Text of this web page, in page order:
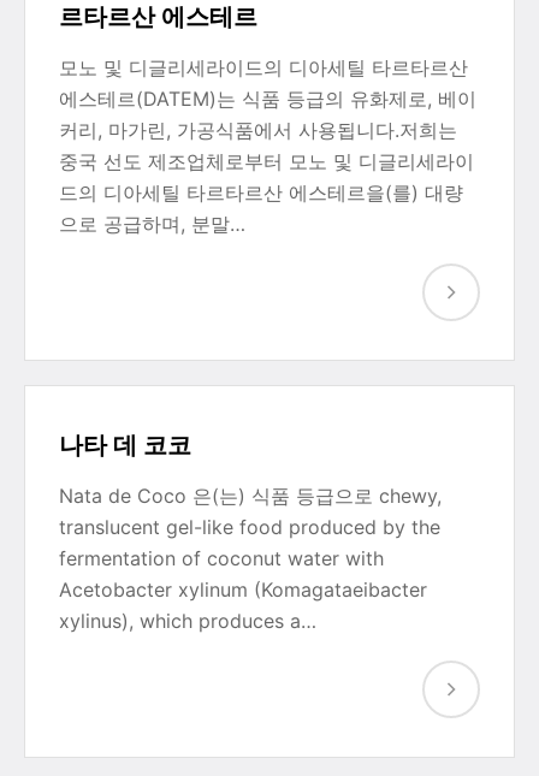
르타르산 에스테르
모노 및 디글리세라이드의 디아세틸 타르타르산
에스테르(DATEM)는 식품 등급의 유화제로, 베이
커리, 마가린, 가공식품에서 사용됩니다.저희는
중국 선도 제조업체로부터 모노 및 디글리세라이
드의 디아세틸 타르타르산 에스테르을(를) 대량
으로 공급하며, 분말…
나타 데 코코
Nata de Coco 은(는) 식품 등급으로 chewy,
translucent gel-like food produced by the
fermentation of coconut water with
Acetobacter xylinum (Komagataeibacter
xylinus), which produces a…